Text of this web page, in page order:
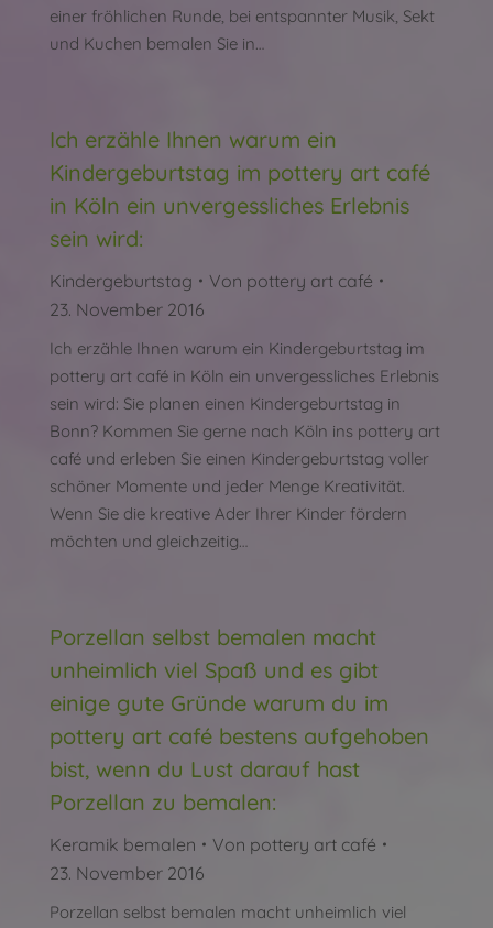
einer fröhlichen Runde, bei entspannter Musik, Sekt
und Kuchen bemalen Sie in…
Ich erzähle Ihnen warum ein
Kindergeburtstag im pottery art café
in Köln ein unvergessliches Erlebnis
sein wird:
Kindergeburtstag Von pottery art café
23. November 2016
Ich erzähle Ihnen warum ein Kindergeburtstag im
pottery art café in Köln ein unvergessliches Erlebnis
sein wird: Sie planen einen Kindergeburtstag in
Bonn? Kommen Sie gerne nach Köln ins pottery art
café und erleben Sie einen Kindergeburtstag voller
schöner Momente und jeder Menge Kreativität.
Wenn Sie die kreative Ader Ihrer Kinder fördern
möchten und gleichzeitig…
Porzellan selbst bemalen macht
unheimlich viel Spaß und es gibt
einige gute Gründe warum du im
pottery art café bestens aufgehoben
bist, wenn du Lust darauf hast
Porzellan zu bemalen:
Keramik bemalen Von pottery art café
23. November 2016
Porzellan selbst bemalen macht unheimlich viel